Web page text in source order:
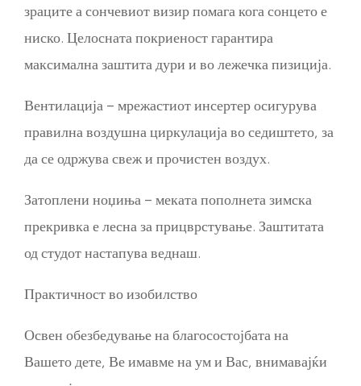
зраците а сончевиот визир помага кога сонцето е
ниско. Целосната покриеност гарантира
максимална заштита дури и во лежечка пизиција.
Вентилација – мрежастиот инсертер осигурува
правилна воздушна циркулација во седиштето, за
да се одржува свеж и прочистен воздух.
Затоплени ноџиња – меката пополнета зимска
прекривка е лесна за прицврстување. Заштитата
од студот настапува веднаш.
Практичност во изобилство
Освен обезбедување на благосостојбата на
Вашето дете, Ве имавме на ум и Вас, внимавајќи